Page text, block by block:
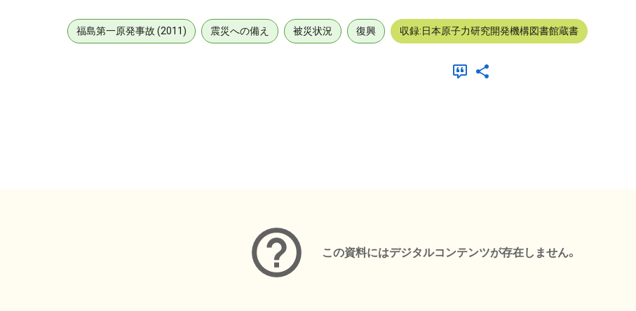
福島第一原発事故 (2011) 震災への備え 被災状況 復興 収録:日本原子力研究開発機構図書館蔵書
この資料にはデジタルコンテンツが存在しません。